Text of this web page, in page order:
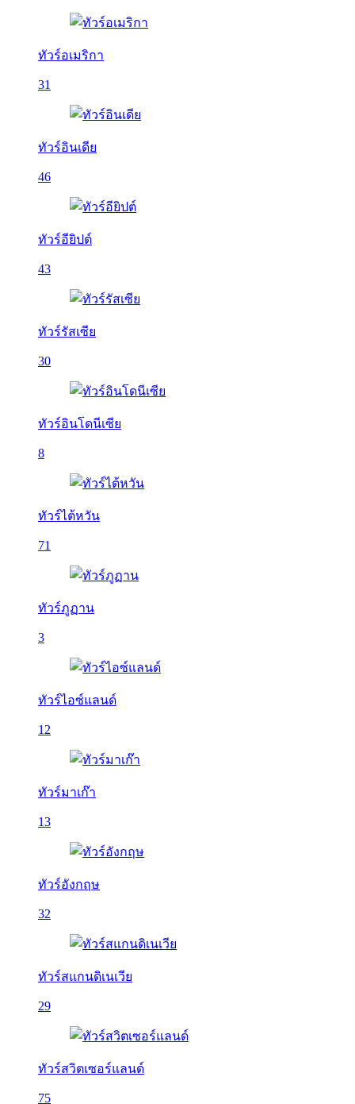
ทัวร์อเมริกา
31
ทัวร์อินเดีย
46
ทัวร์อียิปต์
43
ทัวร์รัสเซีย
30
ทัวร์อินโดนีเซีย
8
ทัวร์ไต้หวัน
71
ทัวร์ภูฏาน
3
ทัวร์ไอซ์แลนด์
12
ทัวร์มาเก๊า
13
ทัวร์อังกฤษ
32
ทัวร์สแกนดิเนเวีย
29
ทัวร์สวิตเซอร์แลนด์
75